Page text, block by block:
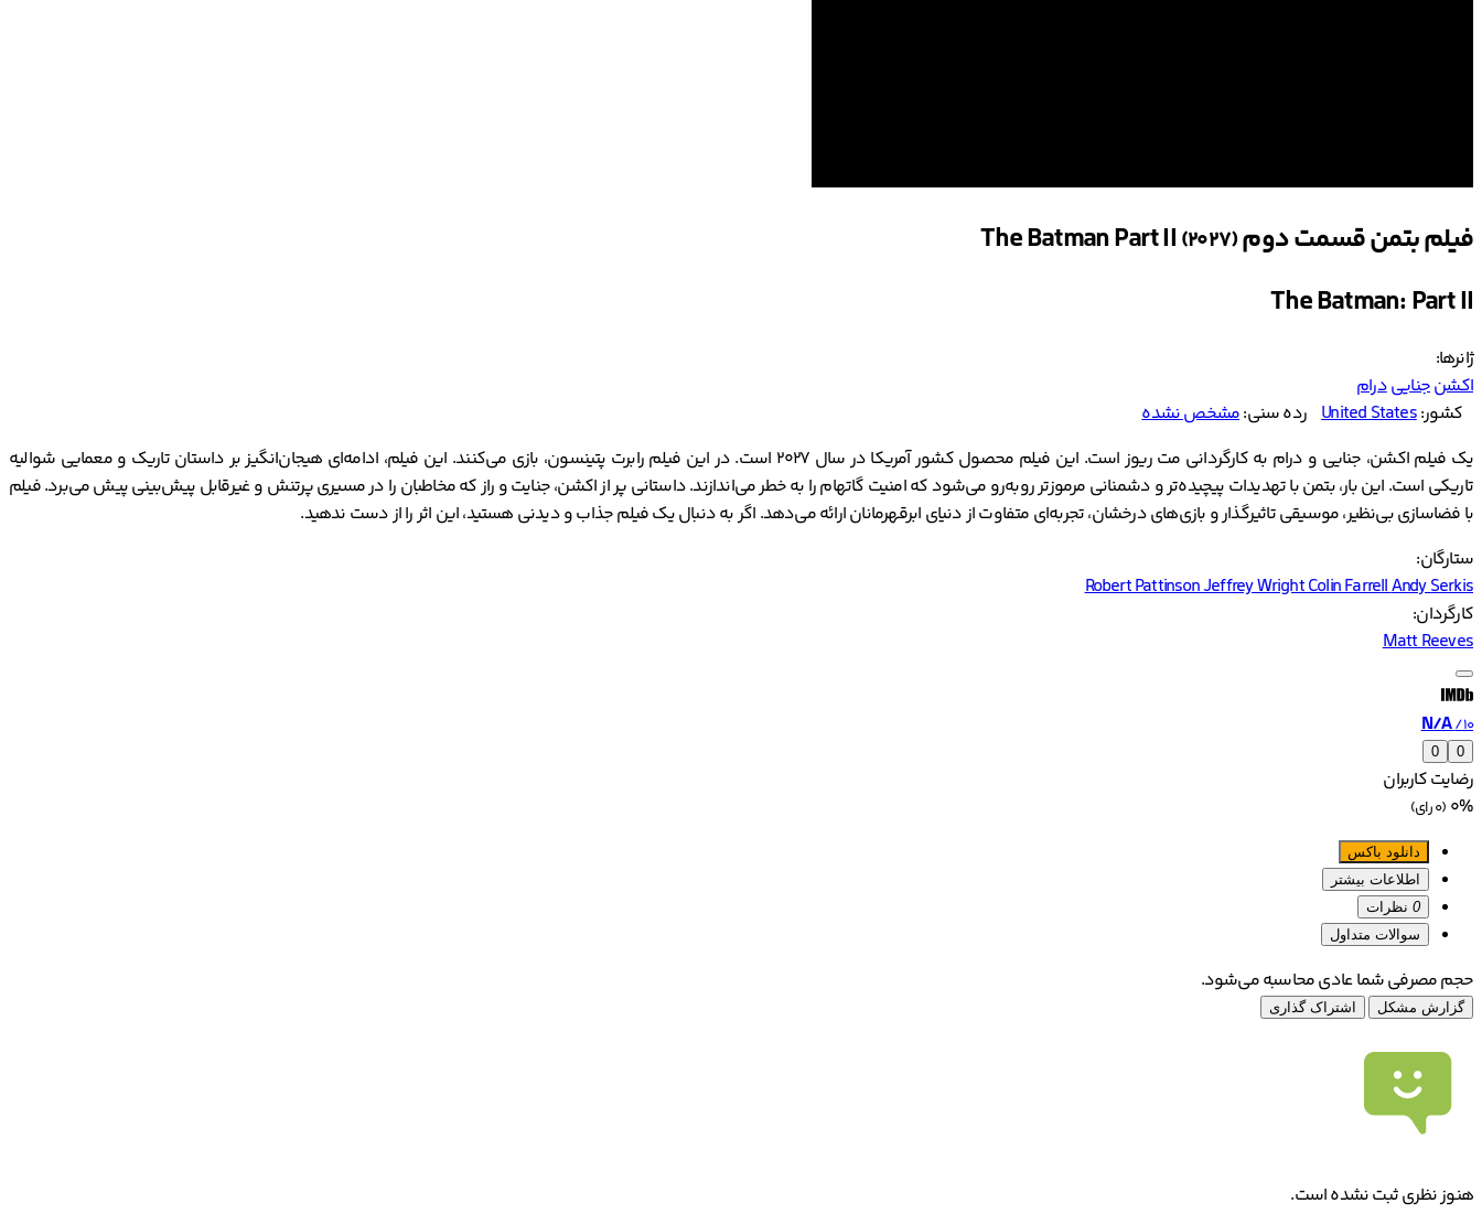
فیلم بتمن قسمت دوم The Batman Part II(2027)
The Batman: Part II
ژانرها:
اکشنجناییدرام
کشور:United States رده سنی:مشخص نشده
یک فیلم اکشن، جنایی و درام به کارگردانی مت ریوز است. این فیلم محصول کشور آمریکا در سال 2027 است. در این فیلم رابرت پتینسون، بازی می‌کنند. این فیلم، ادامه‌ای هیجان‌انگیز بر داستان تاریک و معمایی شوالیه
تاریکی است. این بار، بتمن با تهدیدات پیچیده‌تر و دشمنانی مرموزتر روبه‌رو می‌شود که امنیت گاتهام را به خطر می‌اندازند. داستانی پر از اکشن، جنایت و راز که مخاطبان را در مسیری پرتنش و غیرقابل پیش‌بینی پیش می‌برد. فیلم
با فضاسازی بی‌نظیر، موسیقی تاثیرگذار و بازی‌های درخشان، تجربه‌ای متفاوت از دنیای ابرقهرمانان ارائه می‌دهد. اگر به دنبال یک فیلم جذاب و دیدنی هستید، این اثر را از دست ندهید.
ستارگان:
Robert PattinsonJeffrey WrightColin FarrellAndy Serkis
کارگردان:
Matt Reeves
N/A/10
0
0
رضایت کاربران
0% (0 رای)
دانلود باکس
اطلاعات بیشتر
0 نظرات
سوالات متداول
حجم مصرفی شما عادی محاسبه می‌شود.
گزارش مشکل اشتراک گذاری
هنوز نظری ثبت نشده است.